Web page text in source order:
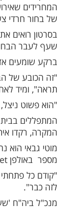
בנס בזכות
עוד תוכן
שלנו
שרץ
שאירועו היום
צעיר
את הכובע
הבחור הצעיר
אדם
של הבן שלך,
לאחר מכן